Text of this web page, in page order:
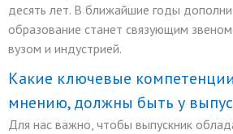
десять лет. В ближайшие годы
образование станет связующим
вузом и индустрией.
Какие ключевые
мнению, должны быть у
Для нас важно, чтобы выпускник